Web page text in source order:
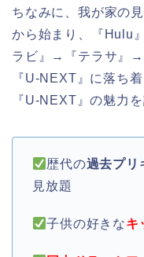
ちなみに、我が家の
から始まり、『Hulu
ラビ』→『テラサ』→
『U-NEXT』に落ち
『U-NEXT』の魅力
歴代の過去プリ
見放題
子供の好きなキ